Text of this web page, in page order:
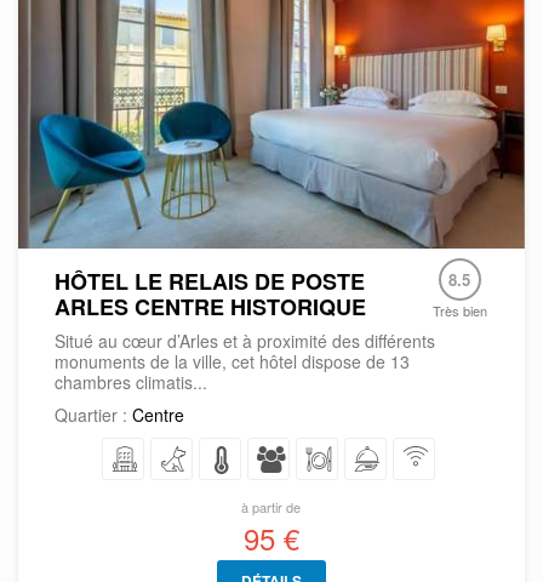
HÔTEL LE RELAIS DE POSTE
ARLES CENTRE HISTORIQUE
8.5
Très bien
Situé au cœur d’Arles et à proximité des différents
monuments de la ville, cet hôtel dispose de 13
chambres climatis...
Quartier : Centre
à partir de
95 €